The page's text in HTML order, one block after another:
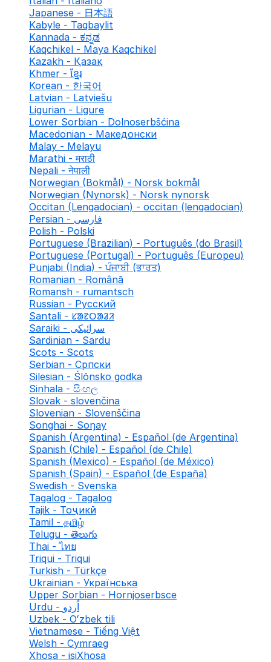
Japanese - 日本語
Kabyle - Taqbaylit
Kannada - ಕನ್ನಡ
Kaqchikel - Maya Kaqchikel
Kazakh - Қазақ
Khmer - ខ្មែរ
Korean - 한국어
Latvian - Latviešu
Ligurian - Ligure
Lower Sorbian - Dolnoserbšćina
Macedonian - Македонски
Malay - Melayu
Marathi - मराठी
Nepali - नेपाली
Norwegian (Bokmål) - Norsk bokmål
Norwegian (Nynorsk) - Norsk nynorsk
Occitan (Lengadocian) - occitan (lengadocian)
Persian - فارسی
Polish - Polski
Portuguese (Brazilian) - Português (do Brasil)
Portuguese (Portugal) - Português (Europeu)
Punjabi (India) - ਪੰਜਾਬੀ (ਭਾਰਤ)
Romanian - Română
Romansh - rumantsch
Russian - Русский
Santali - ᱥᱟᱱᱛᱟᱲᱤ
Saraiki - سرائیکی
Sardinian - Sardu
Scots - Scots
Serbian - Српски
Silesian - Ślōnsko godka
Sinhala - සිංහල
Slovak - slovenčina
Slovenian - Slovenščina
Songhai - Soŋay
Spanish (Argentina) - Español (de Argentina)
Spanish (Chile) - Español (de Chile)
Spanish (Mexico) - Español (de México)
Spanish (Spain) - Español (de España)
Swedish - Svenska
Tagalog - Tagalog
Tajik - Тоҷикӣ
Tamil - தமிழ்
Telugu - తెలుగు
Thai - ไทย
Triqui - Triqui
Turkish - Türkçe
Ukrainian - Українська
Upper Sorbian - Hornjoserbsce
Urdu - اُردو
Uzbek - Oʻzbek tili
Vietnamese - Tiếng Việt
Welsh - Cymraeg
Xhosa - isiXhosa